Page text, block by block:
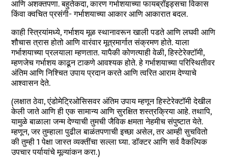
आणि अशक्तपणा. बहुतेकदा, कारण गर्भाशयाच्या फायब्रॉइड्सचा विकास
किंवा क्वचित प्रसंगी- गर्भाशयाच्या आकार आणि आकारात बदल.
काही स्त्रियांमध्ये, गर्भाशय मूळ स्थानावरून खाली पडते आणि लघवी आणि
शौचास त्रास होतो आणि वारंवार मूत्रमार्गात संक्रमण होते. याला
गर्भाशयाच्या प्रलयाला म्हणतात. यापैकी कोणत्याही वेळी, हिस्टेरेक्टॉमी,
म्हणजेच गर्भाशय काढून टाकणे आवश्यक होते. हे गर्भाशयाच्या परिस्थितीवर
अंतिम आणि निश्चित उपाय प्रदान करते आणि त्वरित आराम देण्याचे
आश्वासन देते.
(लक्षात ठेवा, एंडोमेट्रिओसिसवर अंतिम उपाय म्हणून हिस्टेरेक्टॉमी देखील
केली जाते आणि ही एक सामान्य आणि सुरक्षित शस्त्रक्रिया आहे. तथापि,
यामुळे बाळाला जन्म देण्याची तुमची जैविक क्षमता नेहमीच संपुष्टात येते.
म्हणून, जर तुम्हाला पुढील बाळंतपणाची इच्छा असेल, तर आम्ही सुचवितो
की तुम्ही 1 पेक्षा जास्त व्यक्तींचा सल्ला घ्या. डॉक्टर आणि सर्व वैकल्पिक
उपचार पर्यायांचे मूल्यांकन करा.)